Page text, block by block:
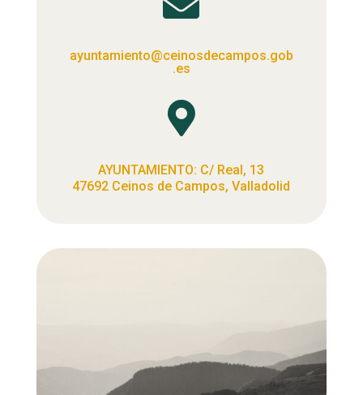
ayuntamiento@ceinosdecampos.gob
.es

AYUNTAMIENTO: C/ Real, 13
47692 Ceinos de Campos, Valladolid